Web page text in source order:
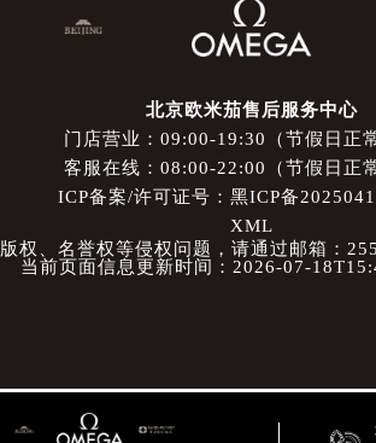
北京欧米茄售后服务中心
门店营业：09:00-19:30（节假日正
客服在线：08:00-22:00（节假日正
ICP备案/许可证号：黑ICP备
XML
权、名誉权等侵权问题，请通过邮箱：
当前页面信息更新时间：2026-07-